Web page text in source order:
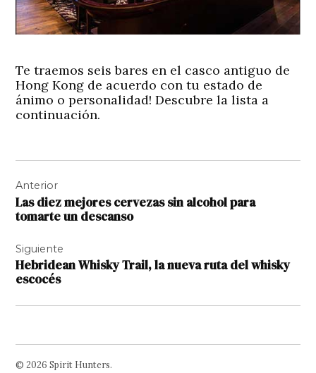
Te traemos seis bares en el casco antiguo de
Hong Kong de acuerdo con tu estado de
ánimo o personalidad! Descubre la lista a
continuación.
de
entradas
Anterior
Las diez mejores cervezas sin alcohol para
tomarte un descanso
Siguiente
Hebridean Whisky Trail, la nueva ruta del whisky
escocés
© 2026 Spirit Hunters.